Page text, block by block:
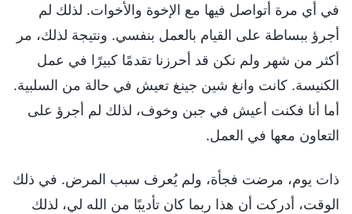
في أي مرة أتواصل فيها مع الإخوة والأخوات. لذلك لم
أجرؤ ببساطة على القيام بالعمل بنفسي. ونتيجة لذلك، مر
أكثر من شهر ولم نكن قد أحرزنا تقدمًا كبيرًا في عمل
الكنيسة. كانت وانغ شين جينغ تعيش في حالة من السلبية.
أما أنا فكنت أعيش في جبن وخوف، لذلك لم أجرؤ على
التعاون معها في العمل.
ذات يوم، مرضت فجأة، ولم يُعرف سبب المرض. في ذلك
الوقت، أدركت أن هذا ربما كان تأديبًا من الله لي، لذلك